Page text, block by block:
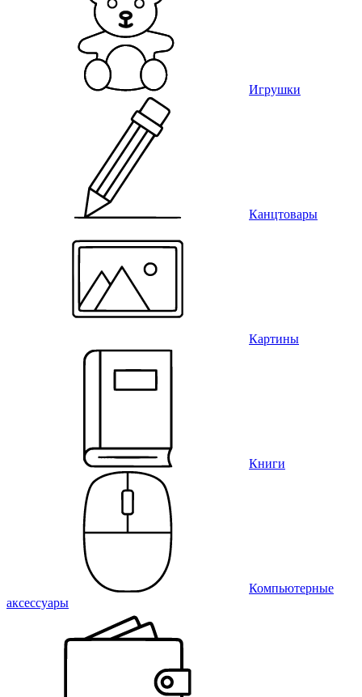
Игрушки
Канцтовары
Картины
Книги
Компьютерные
аксессуары